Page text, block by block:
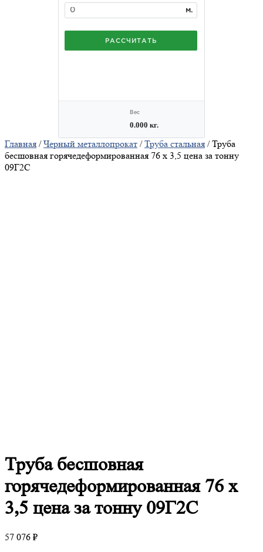
Главная /Черный металлопрокат /Труба стальная / Труба
бесшовная горячедеформированная 76 х 3,5 цена за тонну
09Г2С
Трубабесшовная
горячедеформированная 76 х
3,5 цена за тонну 09Г2С
57 076 ₽